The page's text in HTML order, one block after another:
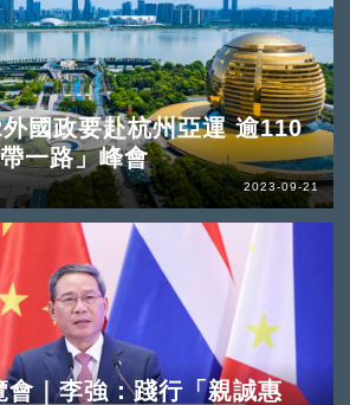
國政要赴杭州亞運 逾110
一路」峰會
2023-09-21
會｜李強：踐行「親誠惠